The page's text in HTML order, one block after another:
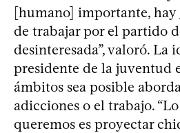
[humano] importante, hay
de trabajar por el partido
desinteresada”, valoró. La
presidente de la juventud
ámbitos sea posible
adicciones o el trabajo.
queremos es proyectar